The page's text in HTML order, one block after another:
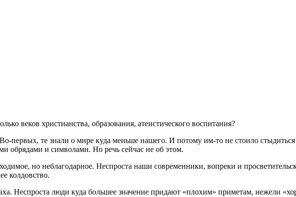
веков христианства, образования, атеистического воспитания?
Во-первых, те знали о мире куда меньше нашего. И потому им-то не стоило
обрядами и символами. Но речь сейчас не об этом.
но неблагодарное. Неспроста наши современники, вопреки и
колдовство.
Неспроста люди куда большее значение придают «плохим» приметам, нежели